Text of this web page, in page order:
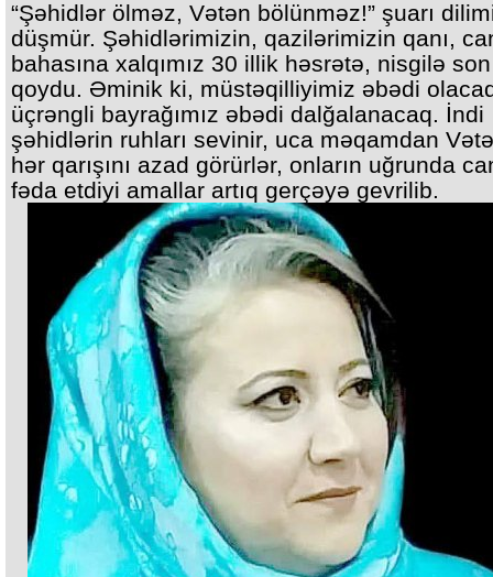
“Şəhidlər ölməz, Vətən bölünməz!” şuarı
düşmür. Şəhidlərimizin, qazilərimizin qanı,
bahasına xalqımız 30 illik həsrətə, nisgilə son
qoydu. Əminik ki, müstəqilliyimiz əbədi
üçrəngli bayrağımız əbədi dalğalanacaq. İndi
şəhidlərin ruhları sevinir, uca məqamdan
hər qarışını azad görürlər, onların uğrunda
fəda etdiyi amallar artıq gerçəyə gevrilib.